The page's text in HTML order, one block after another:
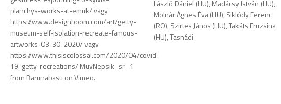
planchys-works-at-emuk/ vagy
https://www.designboom.com/art/getty-
museum-self-isolation-recreate-famous-
artworks-03-30-2020/ vagy
https://www.thisiscolossal.com/2020/04/covid-
19-getty-recreations/ MuvNepsik_sr_1
from Barunabasu on Vimeo.
László Dániel (HU), Madácsy István (HU),
Molnár Ágnes Éva (HU), Siklódy Ferenc
(RO), Szirtes János (HU), Takáts Fruzsina
(HU), Tasnádi